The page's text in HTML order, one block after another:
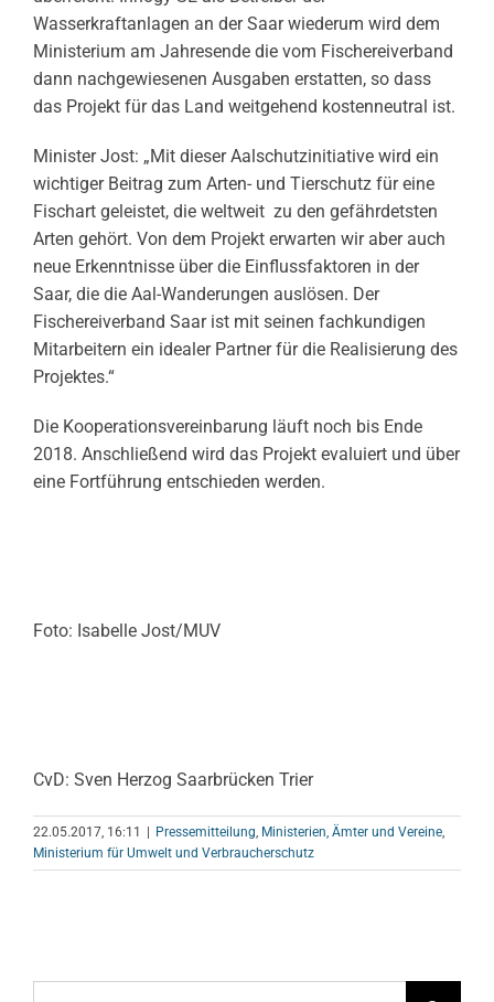
Wasserkraftanlagen an der Saar wiederum wird dem
Ministerium am Jahresende die vom Fischereiverband
dann nachgewiesenen Ausgaben erstatten, so dass
das Projekt für das Land weitgehend kostenneutral ist.
Minister Jost: „Mit dieser Aalschutzinitiative wird ein
wichtiger Beitrag zum Arten- und Tierschutz für eine
Fischart geleistet, die weltweit zu den gefährdetsten
Arten gehört. Von dem Projekt erwarten wir aber auch
neue Erkenntnisse über die Einflussfaktoren in der
Saar, die die Aal-Wanderungen auslösen. Der
Fischereiverband Saar ist mit seinen fachkundigen
Mitarbeitern ein idealer Partner für die Realisierung des
Projektes.“
Die Kooperationsvereinbarung läuft noch bis Ende
2018. Anschließend wird das Projekt evaluiert und über
eine Fortführung entschieden werden.
Foto: Isabelle Jost/MUV
CvD: Sven Herzog Saarbrücken Trier
22.05.2017, 16:11 Pressemitteilung, Ministerien, Ämter und Vereine,
Ministerium für Umwelt und Verbraucherschutz